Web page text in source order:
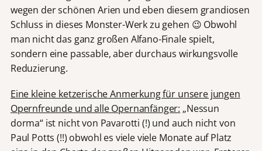
wegen der schönen Arien und eben diesem grandiosen
Schluss in dieses Monster-Werk zu gehen 😉 Obwohl
man nicht das ganz großen Alfano-Finale spielt,
sondern eine passable, aber durchaus wirkungsvolle
Reduzierung.
Eine kleine ketzerische Anmerkung für unsere jungen
Opernfreunde und alle Opernanfänger: „Nessun
dorma“ ist nicht von Pavarotti (!) und auch nicht von
Paul Potts (!!) obwohl es viele viele Monate auf Platz